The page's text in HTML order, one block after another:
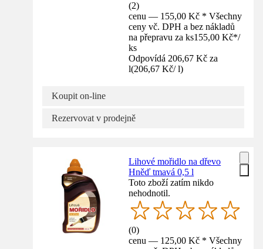
(2)
cenu — 155,00 Kč * Všechny
ceny vč. DPH a bez nákladů
na přepravu za ks155,00 Kč*/
ks
Odpovídá 206,67 Kč za
l(206,67 Kč/ l)
Koupit on-line
Rezervovat v prodejně
Lihové mořidlo na dřevo
Hněď tmavá 0,5 l
Toto zboží zatím nikdo
nehodnotil.
(0)
cenu — 125,00 Kč * Všechny